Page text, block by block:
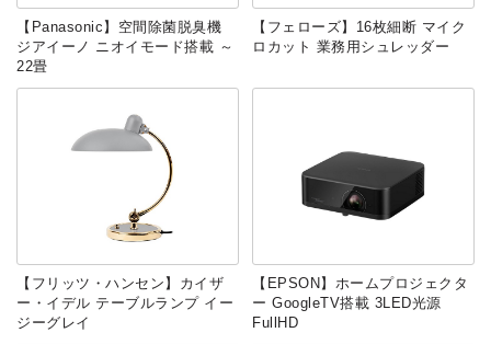
【Panasonic】空間除菌脱臭機
ジアイーノ ニオイモード搭載 ～
22畳
【フェローズ】16枚細断 マイク
ロカット 業務用シュレッダー
【フリッツ・ハンセン】カイザ
ー・イデル テーブルランプ イー
ジーグレイ
【EPSON】ホームプロジェクタ
ー GoogleTV搭載 3LED光源
FullHD